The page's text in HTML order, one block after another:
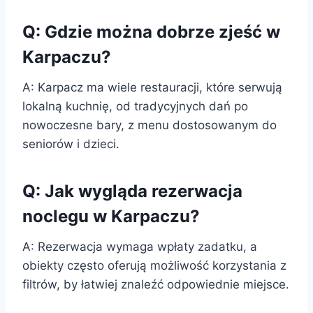
Q: Gdzie można dobrze zjeść w
Karpaczu?
A: Karpacz ma wiele restauracji, które serwują
lokalną kuchnię, od tradycyjnych dań po
nowoczesne bary, z menu dostosowanym do
seniorów i dzieci.
Q: Jak wygląda rezerwacja
noclegu w Karpaczu?
A: Rezerwacja wymaga wpłaty zadatku, a
obiekty często oferują możliwość korzystania z
filtrów, by łatwiej znaleźć odpowiednie miejsce.